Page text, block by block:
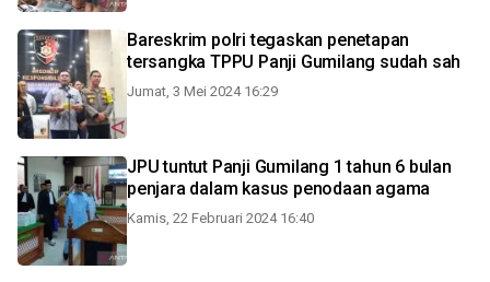
Bareskrim polri tegaskan penetapan
tersangka TPPU Panji Gumilang sudah sah
Jumat, 3 Mei 2024 16:29
JPU tuntut Panji Gumilang 1 tahun 6 bulan
penjara dalam kasus penodaan agama
Kamis, 22 Februari 2024 16:40